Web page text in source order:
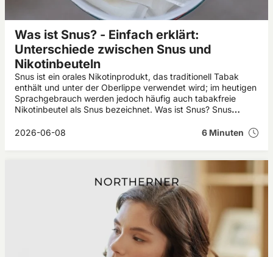
Was ist Snus? - Einfach erklärt:
Unterschiede zwischen Snus und
Nikotinbeuteln
Snus ist ein orales Nikotinprodukt, das traditionell Tabak
enthält und unter der Oberlippe verwendet wird; im heutigen
Sprachgebrauch werden jedoch häufig auch tabakfreie
Nikotinbeutel als Snus bezeichnet. Was ist Snus? Snus
Jahren als rauchlose Alternative zu anderen
wichtigsten Unterschieden zwischen klassischem Snus und
modernen Nikotinbeuteln.
2026-06-08 6 Minuten